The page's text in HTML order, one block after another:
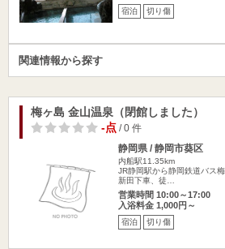
宿泊 切り傷
関連情報から探す
梅ヶ島 金山温泉（閉館しました）
-点/ 0 件
静岡県 / 静岡市葵区
内船駅11.35km
JR静岡駅から静岡鉄道バス
新田下車、徒…
営業時間 10:00～17:00
入浴料金 1,000円～
宿泊 切り傷